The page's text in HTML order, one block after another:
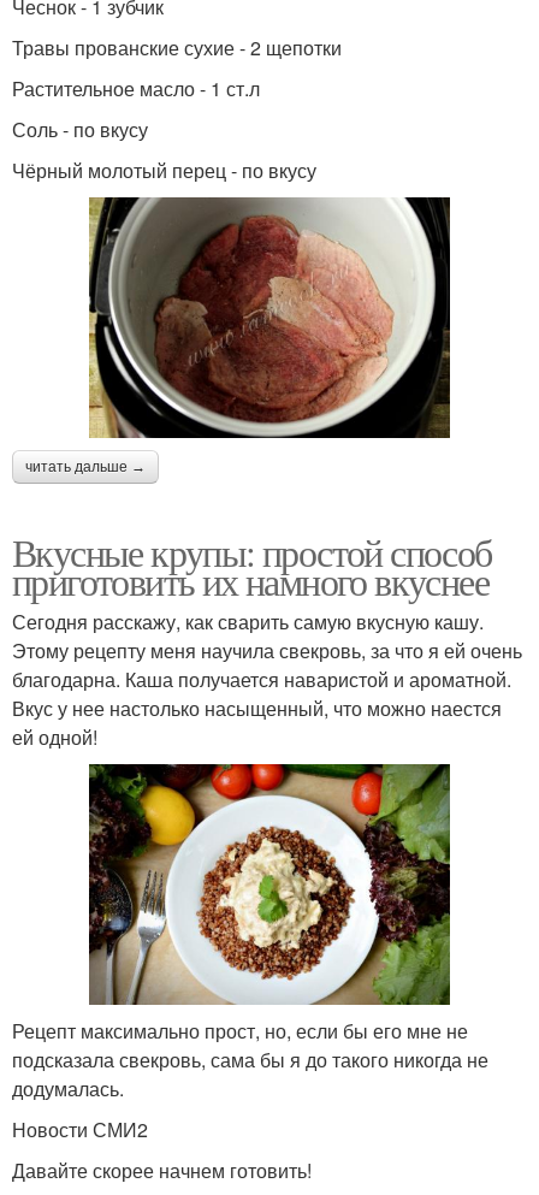
Чеснок - 1 зубчик
Травы прованские сухие - 2 щепотки
Растительное масло - 1 ст.л
Соль - по вкусу
Чёрный молотый перец - по вкусу
читать дальше →
Вкусные крупы: простой способ
приготовить их намного вкуснее
Сегодня расскажу, как сварить самую вкусную кашу.
Этому рецепту меня научила свекровь, за что я ей очень
благодарна. Каша получается наваристой и ароматной.
Вкус у нее настолько насыщенный, что можно наестся
ей одной!
Рецепт максимально прост, но, если бы его мне не
подсказала свекровь, сама бы я до такого никогда не
додумалась.
Новости СМИ2
Давайте скорее начнем готовить!